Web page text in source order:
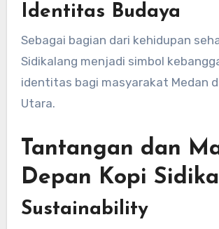
Identitas Budaya
Sebagai bagian dari kehidupan
Sidikalang menjadi simbol
identitas bagi masyarakat Medan
Utara.
Tantangan dan
Depan Kopi
Sustainability